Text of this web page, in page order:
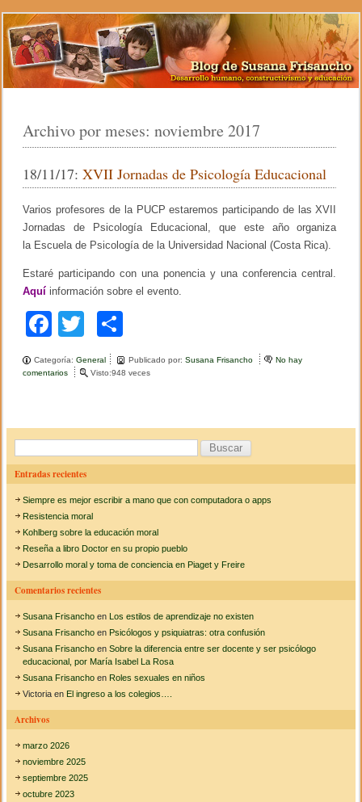
Archivo por meses:noviembre 2017
18/11/17:XVII Jornadas de Psicología Educacional
Varios profesores de la PUCP estaremos participando de las XVII
Jornadas de Psicología Educacional, que este año organiza
la Escuela de Psicología de la Universidad Nacional (Costa Rica).
Estaré participando con una ponencia y una conferencia central.
Aquí información sobre el evento.
F
a
c
b
o
o
k
wi
tt
o
m
ar
tir
Categoría:General Publicado por:Susana Frisancho
No hay
comentarios
o
r
a
d
a
d
e
P
s
c
o
o
í
a
E
c
a
c
o
Visto:948 veces
u
c
a
Entradas recientes
Siempre es mejor escribir a mano que con computadora o apps
Resistencia moral
Kohlberg sobre la educación moral
Reseña a libro Doctor en su propio pueblo
Desarrollo moral y toma de conciencia en Piaget y Freire
Comentarios recientes
Susana Frisancho enLos estilos de aprendizaje no existen
Susana Frisancho enPsicólogos y psiquiatras: otra confusión
Susana Frisancho enSobre la diferencia entre ser docente y ser psicólogo
educacional, por María Isabel La Rosa
Susana Frisancho enRoles sexuales en niños
Victoria enEl ingreso a los colegios….
Archivos
marzo 2026
noviembre 2025
septiembre 2025
octubre 2023